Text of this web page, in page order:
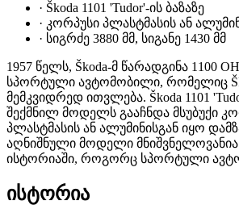
· Škoda 1101 'Tudor'-ის ბაზაზე
· კორპუსი პლასტმასის ან
· სიგრძე 3880 მმ, სიგანე 1430 მმ
1957 წელს, Škoda-მ წარადგინა 1100
სპორტული ავტომობილი, რომელიც
მემკვიდრედ ითვლება. Škoda 1101
შექმნილ მოდელს გააჩნდა მსუბუქი
პლასტმასის ან ალუმინისგან იყო
აღნიშნული მოდელი მნიშვნელოვანია
ისტორიაში, როგორც სპორტული
ისტორია